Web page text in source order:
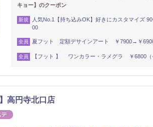
キョー】のクーポン
新規
人気No.1【持ち込みOK】好きにカスタマイズ
00
全員 夏フット 定額デサインアート ￥7900→￥
全員 【フット 】 ワンカラー・ラメグラ ￥6800
高円寺北口店